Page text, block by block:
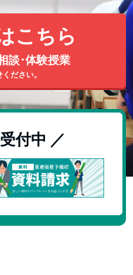
こちら
談･体験授業
ださい。
付中 ／